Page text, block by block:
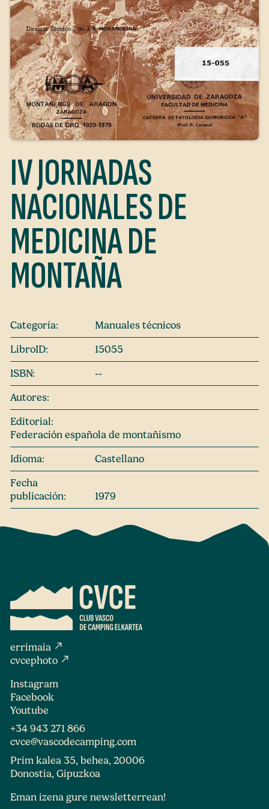
IV JORNADAS
NACIONALES DE
MEDICINA DE
MONTAÑA
Categoría:
Manuales técnicos
LibroID:
15055
ISBN:
--
Autores:
Editorial:
Federación española de montañismo
Idioma:
Castellano
Fecha
publicación:
1979
errimaia north_east
cvcephoto north_east
Instagram
Facebook
Youtube
+34 943 271 866
cvce@vascodecamping.com
Prim kalea 35, behea, 20006
Donostia, Gipuzkoa
Eman izena gure newsletterrean!